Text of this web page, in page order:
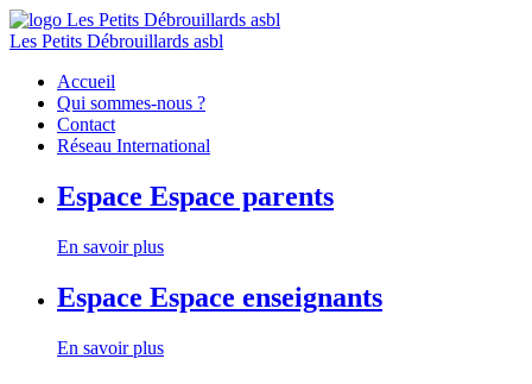
Les Petits Débrouillards asbl
Accueil
Qui sommes-nous ?
Contact
Réseau International
Espace Espace parents
En savoir plus
Espace Espace enseignants
En savoir plus